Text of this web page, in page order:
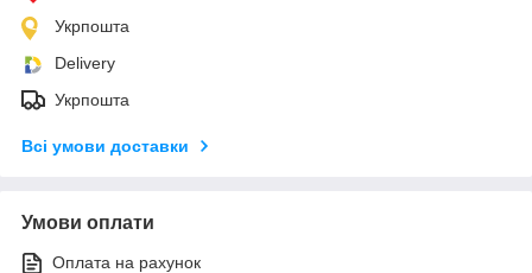
Укрпошта
Delivery
Укрпошта
Всі умови доставки
Умови оплати
Оплата на рахунок